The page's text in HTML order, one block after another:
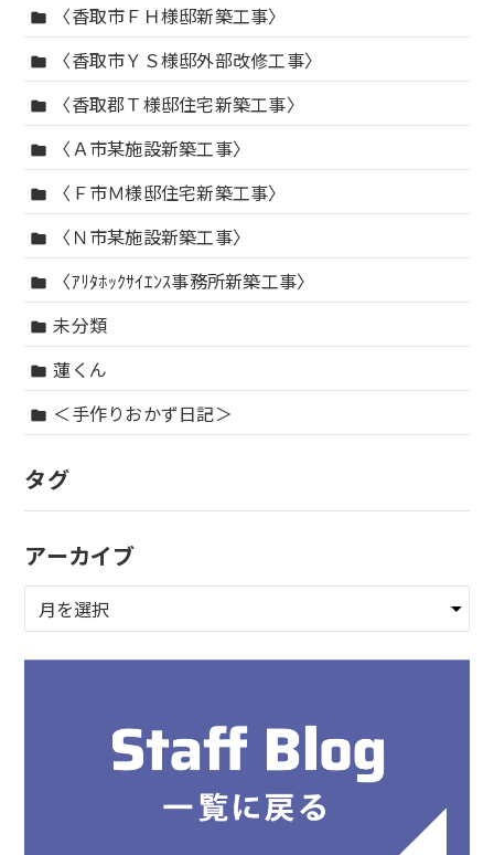
folder 〈香取市ＦＨ様邸新築工事〉
folder 〈香取市ＹＳ様邸外部改修工事〉
folder 〈香取郡Ｔ様邸住宅新築工事〉
folder 〈Ａ市某施設新築工事〉
folder 〈Ｆ市Ｍ様邸住宅新築工事〉
folder 〈Ｎ市某施設新築工事〉
folder 〈ｱﾘﾀﾎｯｸｻｲｴﾝｽ事務所新築工事〉
folder 未分類
folder 蓮くん
folder ＜手作りおかず日記＞
タグ
アーカイブ